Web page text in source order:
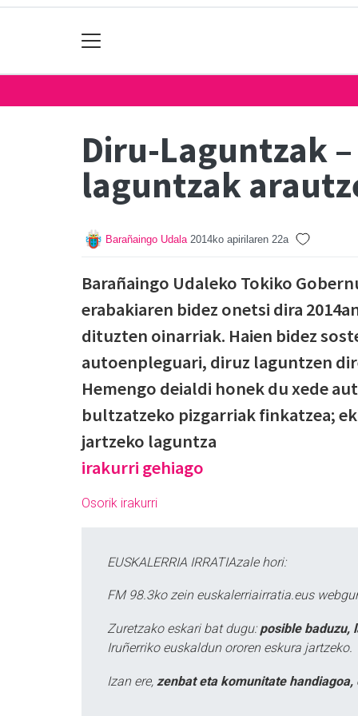
Diru-Laguntzak
laguntzak
Barañaingo Udala 2014ko apirilaren 22a
Barañaingo Udaleko Tokiko
erabakiaren bidez onetsi dira
dituzten oinarriak. Haien bidez
autoenpleguari, diruz laguntzen
Hemengo deialdi honek du xede
bultzatzeko pizgarriak finkatzea;
jartzeko laguntza
irakurri gehiago
Osorik irakurri
EUSKALERRIA IRRATIAzale hori:
FM 98.3ko zein euskalerriairratia.eus
Zuretzako eskari bat dugu: posible baduzu,
Iruñerriko euskaldun ororen eskura jartzeko.
Izan ere, zenbat eta komunitate